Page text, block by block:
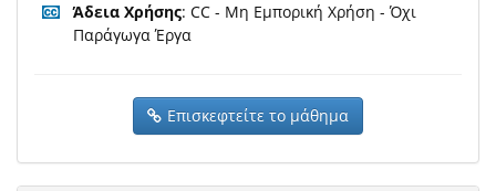
Άδεια Χρήσης: CC - Μη Εμπορική Χρήση - Όχι
Παράγωγα Έργα
Επισκεφτείτε το μάθημα